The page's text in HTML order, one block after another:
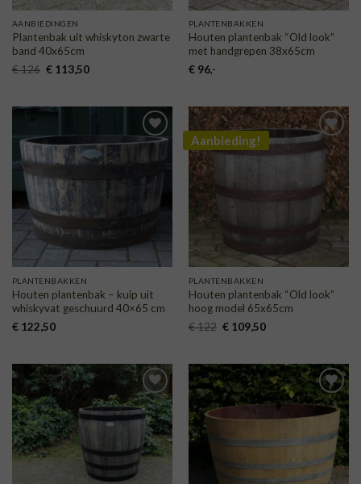
AANBIEDINGEN
Plantenbak uit whiskyton zwarte
band 40x65cm
€126 Oorspronkelijke
€113,50Huidige
PLANTENBAKKEN
Houten plantenbak “Old look”
met handgrepen 38x65cm
€96,-
TOEVOEGEN
AAN
PLANTENBAKKEN
Houten plantenbak – kuip uit
whiskyvat geschuurd 40×65 cm
€122,50
Aanbieding!
TOEVOEGEN
PLANTENBAKKEN
Houten plantenbak “Old look”
hoog model 65x65cm
€122 Oorspronkelijke
€109,50Huidige
TOEVOEGEN
AAN
VERLANGLIJST
TOEVOEGEN
AAN
VERLANGLIJST